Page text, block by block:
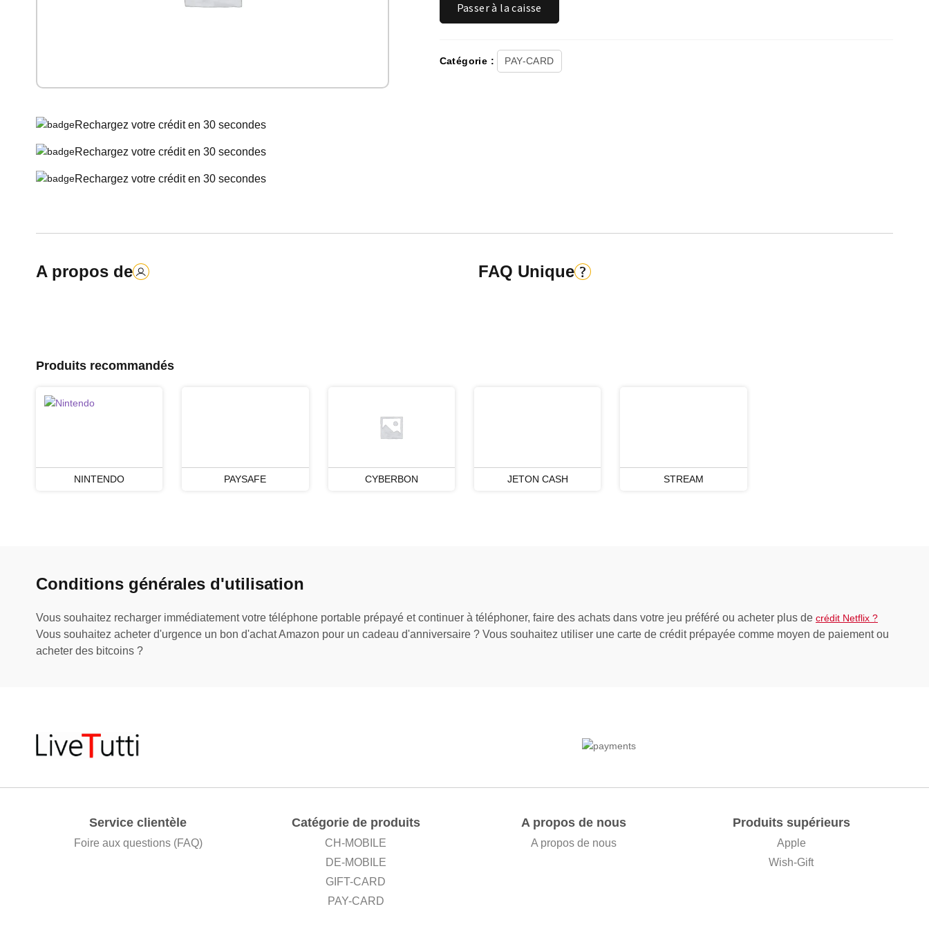
Rechargez votre crédit en 30 secondes
Rechargez votre crédit en 30 secondes
Rechargez votre crédit en 30 secondes
YUNOPasser à la caisse
Catégorie : PAY-CARD
A propos de FAQ Unique
Produits recommandés
NINTENDO PAYSAFE CYBERBON JETON CASH STREAM
Conditions générales d'utilisation
Vous souhaitez recharger immédiatement votre téléphone portable prépayé et continuer à téléphoner, faire des achats dans votre jeu préféré ou acheter plus de crédit Netflix ?
Vous souhaitez acheter d'urgence un bon d'achat Amazon pour un cadeau d'anniversaire ? Vous souhaitez utiliser une carte de crédit prépayée comme moyen de paiement ou
acheter des bitcoins ?
Service clientèle
Foire aux questions (FAQ)
Catégorie de produits
CH-MOBILE
DE-MOBILE
GIFT-CARD
PAY-CARD
A propos de nous
A propos de nous
Produits supérieurs
Apple
Wish-Gift